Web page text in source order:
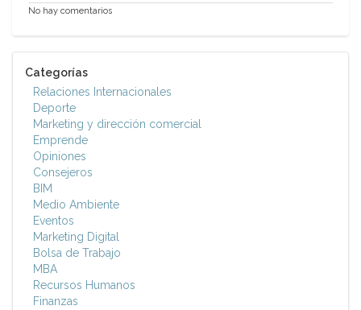
No hay comentarios
Categorías
Relaciones Internacionales
Deporte
Marketing y dirección comercial
Emprende
Opiniones
Consejeros
BIM
Medio Ambiente
Eventos
Marketing Digital
Bolsa de Trabajo
MBA
Recursos Humanos
Finanzas